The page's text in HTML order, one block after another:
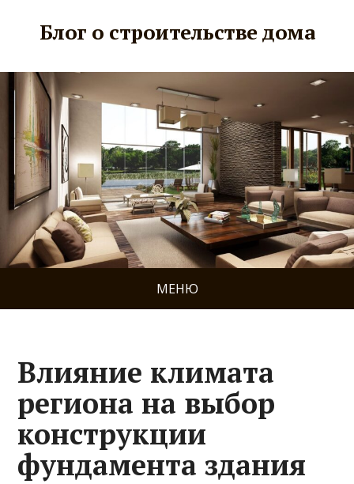
Блог о строительстве дома
МЕНЮ
Влияние климата
региона на выбор
конструкции
фундамента здания